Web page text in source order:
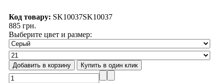
Код товару: SK10037SK10037
885 грн.
Выберите цвет и размер: